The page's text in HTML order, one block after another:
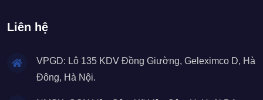
Liên hệ
VPGD: Lô 135 KDV Đồng Giường, Geleximco D, Hà
Đông, Hà Nội.